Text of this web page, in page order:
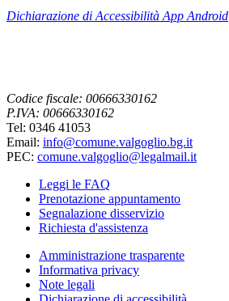
Dichiarazione di Accessibilità App Android
Codice fiscale: 00666330162
P.IVA: 00666330162
Tel: 0346 41053
Email: info@comune.valgoglio.bg.it
PEC: comune.valgoglio@legalmail.it
Leggi le FAQ
Prenotazione appuntamento
Segnalazione disservizio
Richiesta d'assistenza
Amministrazione trasparente
Informativa privacy
Note legali